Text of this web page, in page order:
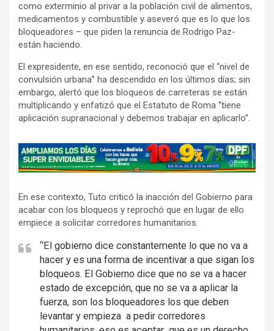
como exterminio al privar a la población civil de alimentos,
medicamentos y combustible y aseveró que es lo que los
bloqueadores – que piden la renuncia de Rodrigo Paz-
están haciendo.
El expresidente, en ese sentido, reconoció que el “nivel de
convulsión urbana” ha descendido en los últimos días; sin
embargo, alertó que los bloqueos de carreteras se están
multiplicando y enfatizó que el Estatuto de Roma “tiene
aplicación supranacional y debemos trabajar en aplicarlo”.
A
d
e
r
t
i
En ese contexto, Tuto criticó la inacción del Gobierno para
acabar con los bloqueos y reprochó que en lugar de ello
empiece a solicitar corredores humanitarios.
“El gobierno dice constantemente lo que no va a
hacer y es una forma de incentivar a que sigan los
bloqueos. El Gobierno dice que no se va a hacer
estado de excepción, que no se va a aplicar la
fuerza, son los bloqueadores los que deben
levantar y empieza a pedir corredores